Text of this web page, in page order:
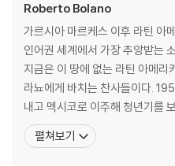
생산된다.
『2666』은 5부로 이루어져 있으며
서 자행된 여성 살해 사건을 중심
로 다른 별개의 작품처럼 보이지만,
로 연결된다.
A NATIONAL BOOK CRITICS
Roberto Bolano
가르시아 마르케스 이후 라틴 아
인어권 세계에서 가장 추앙받는
지금은 이 땅에 없는 라틴 아메리
라뇨에게 바치는 찬사들이다.
내고 멕시코로 이주해 청년기를
겼던 그는 15세부터 시를 쓰기 시
스모〉라는 반항적 시 문학 운동
펼쳐보기